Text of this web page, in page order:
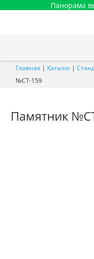
Панорама
Главная | Каталог |
№СТ-159
Памятник